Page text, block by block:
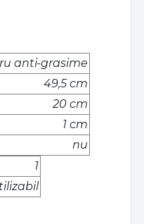
anti-grasime
49,5 cm
20 cm
1 cm
nu
1